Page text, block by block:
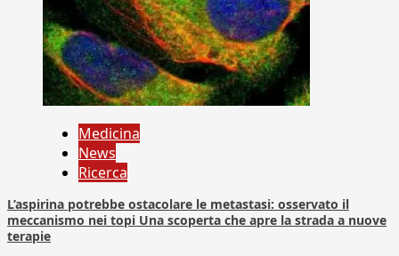
Medicina
News
Ricerca
L’aspirina potrebbe ostacolare le metastasi: osservato il
meccanismo nei topi Una scoperta che apre la strada a nuove
terapie